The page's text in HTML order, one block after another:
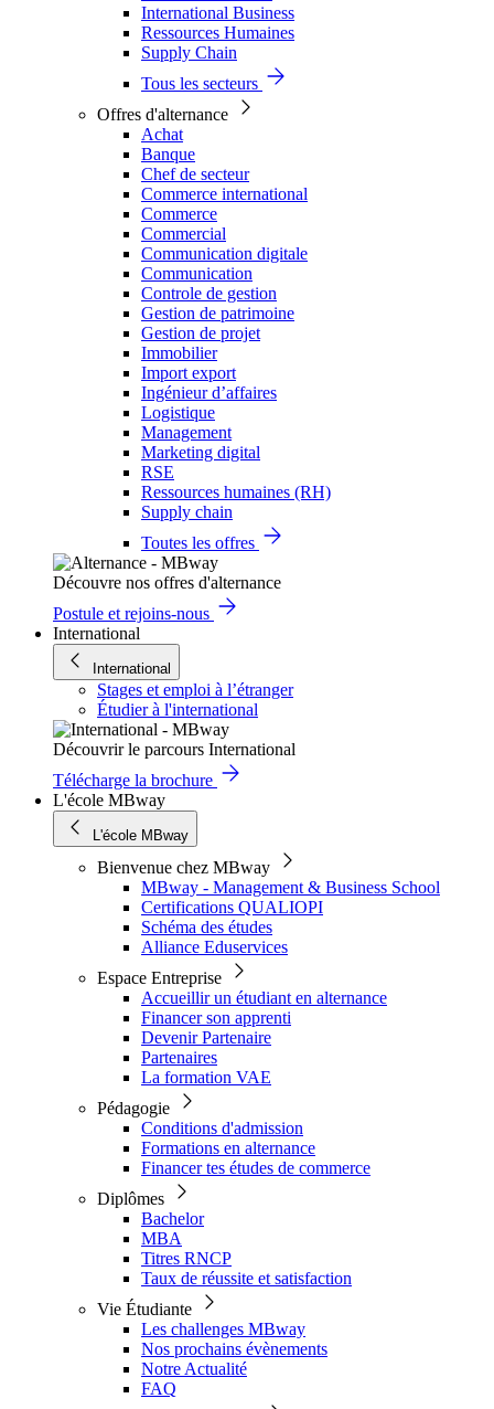
International Business
Ressources Humaines
Supply Chain
Tous les secteurs
Offres d'alternance
Achat
Banque
Chef de secteur
Commerce international
Commerce
Commercial
Communication digitale
Communication
Controle de gestion
Gestion de patrimoine
Gestion de projet
Immobilier
Import export
Ingénieur d’affaires
Logistique
Management
Marketing digital
RSE
Ressources humaines (RH)
Supply chain
Toutes les offres
Découvre nos offres d'alternance
Postule et rejoins-nous
International
International
Stages et emploi à l’étranger
Étudier à l'international
Découvrir le parcours International
Télécharge la brochure
L'école MBway
L'école MBway
Bienvenue chez MBway
MBway - Management & Business School
Certifications QUALIOPI
Schéma des études
Alliance Eduservices
Espace Entreprise
Accueillir un étudiant en alternance
Financer son apprenti
Devenir Partenaire
Partenaires
La formation VAE
Pédagogie
Conditions d'admission
Formations en alternance
Financer tes études de commerce
Diplômes
Bachelor
MBA
Titres RNCP
Taux de réussite et satisfaction
Vie Étudiante
Les challenges MBway
Nos prochains évènements
Notre Actualité
FAQ